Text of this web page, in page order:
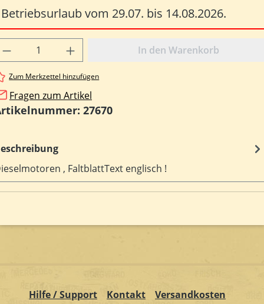
Betriebsurlaub vom 29.07. bis 14.08.2026.
Anzahl: Gib den gewünschten
In den Warenkorb
Zum Merkzettel hinzufügen
Fragen zum Artikel
27670
, FaltblattText englisch !
Hilfe / Support Kontakt Versandkosten